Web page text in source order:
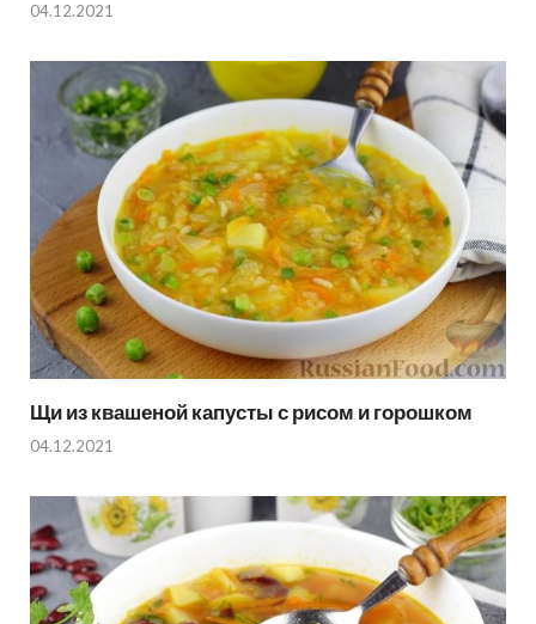
04.12.2021
Щи из квашеной капусты с рисом и горошком
04.12.2021